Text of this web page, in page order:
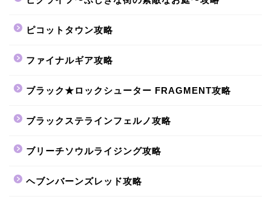
ピコットタウン攻略
ファイナルギア攻略
ブラック★ロックシューター FRAGMENT攻略
ブラックステラインフェルノ攻略
ブリーチソウルライジング攻略
ヘブンバーンズレッド攻略